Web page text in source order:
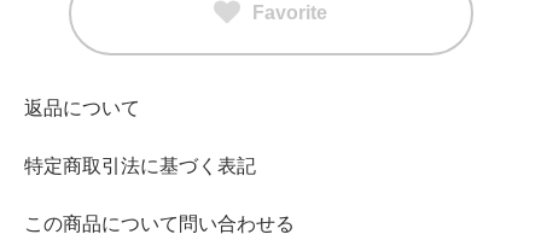
Favorite
返品について
特定商取引法に基づく表記
この商品について問い合わせる